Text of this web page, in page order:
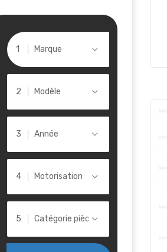
Marque
Modèle
Année
Motorisation
Catégorie pièce